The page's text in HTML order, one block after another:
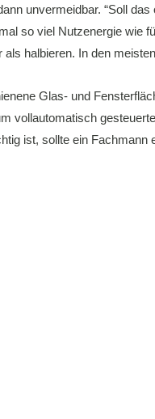
unvermeidbar. “Soll
so viel Nutzenergie wie
halbieren. In den
Glas- und
vollautomatisch
ist, sollte ein Fachmann